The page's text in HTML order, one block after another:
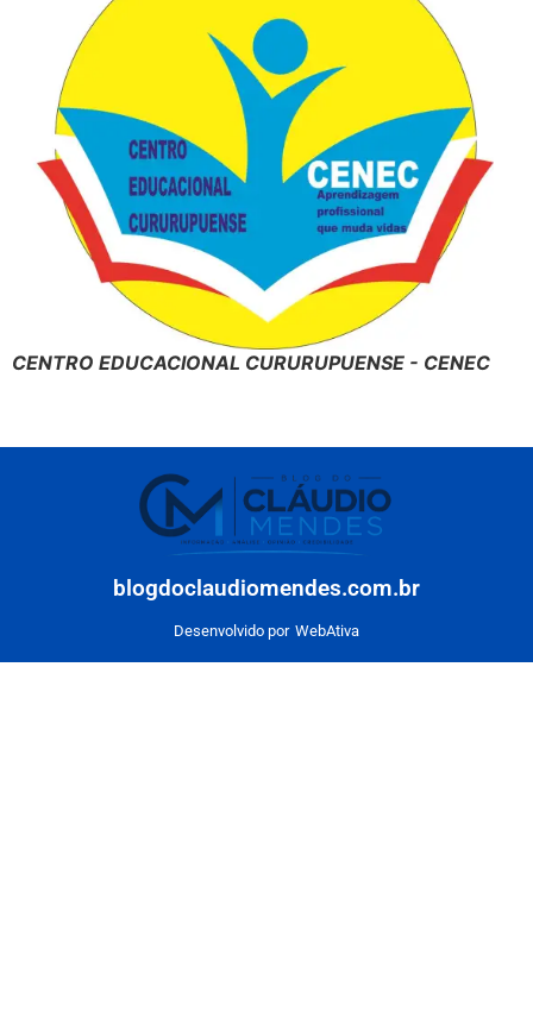
CENTRO EDUCACIONAL CURURUPUENSE - CENEC
blogdoclaudiomendes.com.br
Desenvolvido por WebAtiva